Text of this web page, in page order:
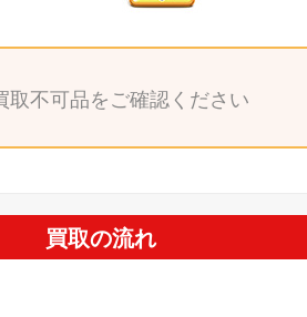
取不可品をご確認ください
買取の流れ